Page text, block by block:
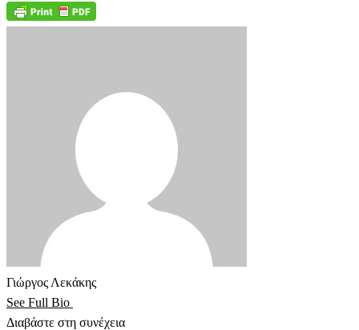
Γιώργος Λεκάκης
See Full Bio
Διαβάστε στη συνέχεια